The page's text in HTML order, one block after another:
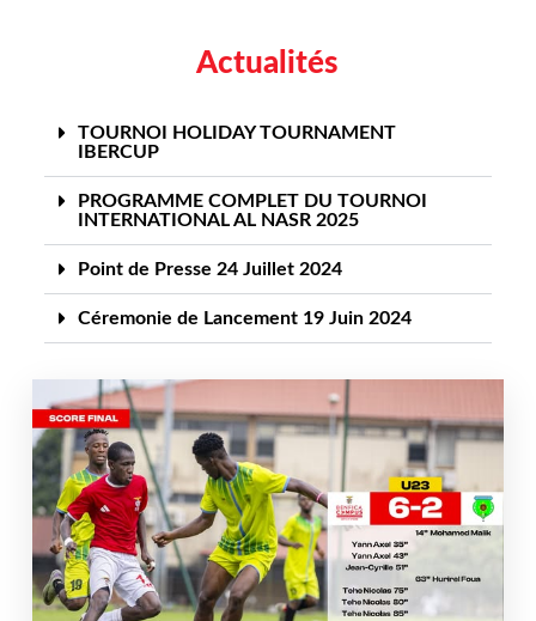
Actualités
TOURNOI HOLIDAY TOURNAMENT
IBERCUP
PROGRAMME COMPLET DU TOURNOI
INTERNATIONAL AL NASR 2025
Point de Presse 24 Juillet 2024
Céremonie de Lancement 19 Juin 2024